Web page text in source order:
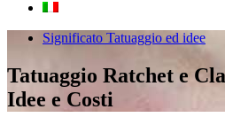
Significato Tatuaggio ed idee
Tatuaggio Ratchet e
Idee e Costi